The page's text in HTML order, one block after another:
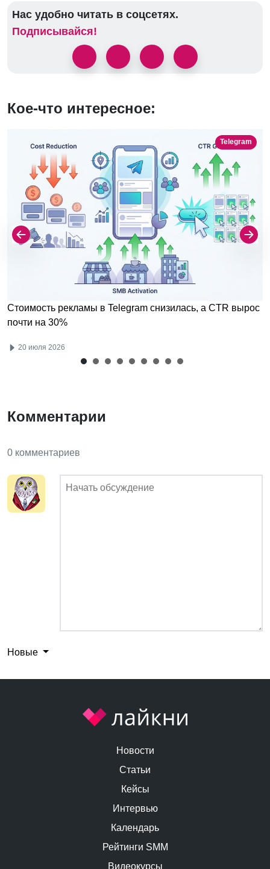
Нас удобно читать в соцсетях.
Подписывайся!
Кое-что интересное:
Telegram
Стоимость рекламы в Telegram снизилась, а CTR вырос
почти на 30%
20 июля 2026
Комментарии
0 комментариев
Новые
Новости
Статьи
Кейсы
Интервью
Календарь
Рейтинги SMM
Видеокурсы